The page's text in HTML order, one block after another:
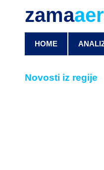
zama
HOME
Novosti iz regije